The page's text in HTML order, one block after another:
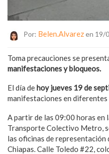
Por: Belen.alvarezen 19/
Toma precauciones se
manifestaciones y bloqueos.
El día dehoy jueves 19 de
manifestaciones en
A partir de las 09:00 horas en
Transporte Colectivo Metro,
las oficinas de
Chiapas. Calle Toledo #22,